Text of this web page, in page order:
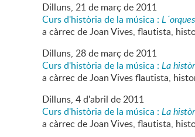
Dilluns, 21de març de2011
Curs d'història de la música :
a càrrec de Joan Vives, flautista,
Dilluns, 28de març de2011
Curs d'història de la música : La
a càrrec de Joan Vives flautista,
Dilluns, 4d'abril de2011
Curs d'història de la música : La
a càrrec de Joan Vives, flautista,